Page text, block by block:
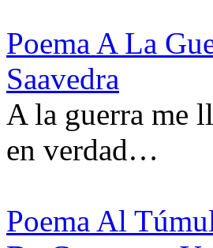
Poema A La
Saavedra
A la guerra me
en verdad…
Poema Al